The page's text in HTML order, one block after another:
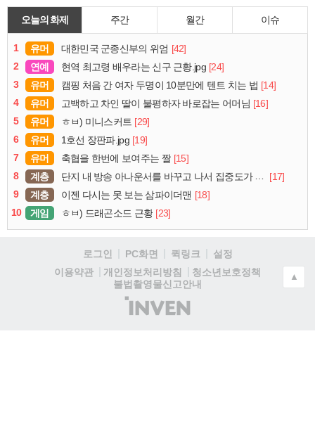
오늘의 화제 주간 월간 이슈
1 유머 대한민국 군종신부의 위엄 [42]
2
연예 현역 최고령 배우라는 신구 근황.jpg [24]
3
유머 캠핑 처음 간 여자 두명이 10분만에 텐트 치는 법 [14]
4
유머 고백하고 차인 딸이 불평하자 바로잡는 어머님 [16]
5
유머 ㅎㅂ) 미니스커트 [29]
6
유머 1호선 장판파.jpg [19]
7
유머 축협을 한번에 보여주는 짤 [15]
8
계층 단지 내 방송 아나운서를 바꾸고 나서 집중도가 확 올라갔다는 한 아파트의 안내방송
[17]
9
계층 이젠 다시는 못 보는 삼파이더맨 [18]
10
게임 ㅎㅂ) 드래곤소드 근황 [23]
로그인 PC화면 퀵링크
설정
이용약관
개인정보처리방침
청소년보호정책
불법촬영물신고안내
(주)
인
▲